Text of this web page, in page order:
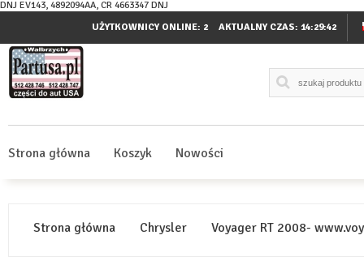
DNJ EV143, 4892094AA, CR 4663347 DNJ
UŻYTKOWNICY ONLINE: 2
AKTUALNY CZAS: 14:29:42
Strona główna Koszyk Nowości
Strona główna Chrysler Voyager RT 2008-